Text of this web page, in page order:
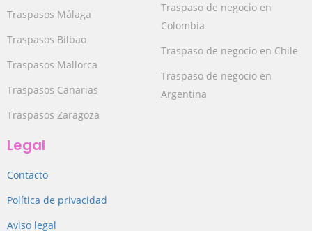
Traspasos Málaga
Traspasos Bilbao
Traspasos Mallorca
Traspasos Canarias
Traspasos Zaragoza
Traspaso de negocio en
Colombia
Traspaso de negocio en Chile
Traspaso de negocio en
Argentina
Legal
Contacto
Política de privacidad
Aviso legal